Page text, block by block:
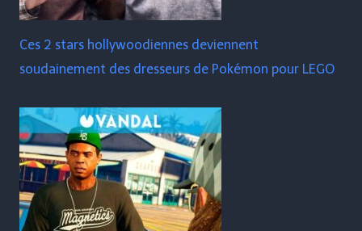
Ces 2 stars hollywoodiennes deviennent
soudainement des dresseurs de Pokémon pour LEGO